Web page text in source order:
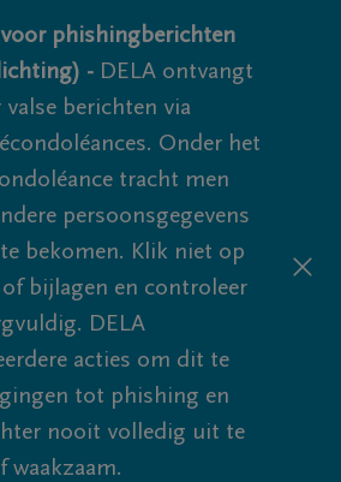
phishingberichten
- DELA ontvangt
berichten via
Onder het
tracht men
persoonsgegevens
bekomen. Klik niet op
bijlagen en controleer
DELA
acties om dit te
tot phishing en
nooit volledig uit te